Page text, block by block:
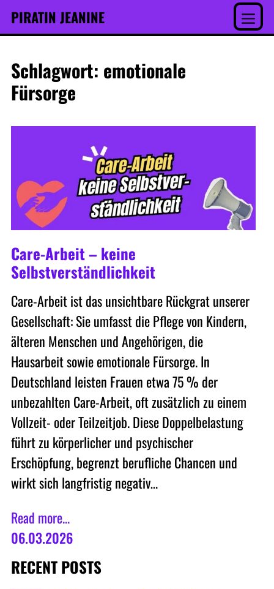
springen
Skip
to
PIRATIN JEANINE
Menu
Schlagwort: emotionale
Fürsorge
Care-Arbeit – keine
Selbstverständlichkeit
Care-Arbeit ist das unsichtbare Rückgrat unserer
Gesellschaft: Sie umfasst die Pflege von Kindern,
älteren Menschen und Angehörigen, die
Hausarbeit sowie emotionale Fürsorge. In
Deutschland leisten Frauen etwa 75 % der
unbezahlten Care-Arbeit, oft zusätzlich zu einem
Vollzeit- oder Teilzeitjob. Diese Doppelbelastung
führt zu körperlicher und psychischer
Erschöpfung, begrenzt berufliche Chancen und
wirkt sich langfristig negativ…
Read more...
06.03.2026
RECENT POSTS